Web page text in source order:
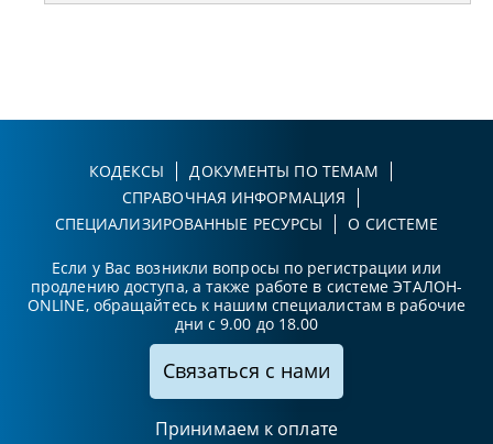
КОДЕКСЫ
ДОКУМЕНТЫ ПО ТЕМАМ
СПРАВОЧНАЯ ИНФОРМАЦИЯ
СПЕЦИАЛИЗИРОВАННЫЕ РЕСУРСЫ
О СИСТЕМЕ
Если у Вас возникли вопросы по регистрации или
продлению доступа, а также работе в системе ЭТАЛОН-
ONLINE, обращайтесь к нашим специалистам в рабочие
дни с 9.00 до 18.00
Связаться с нами
Принимаем к оплате